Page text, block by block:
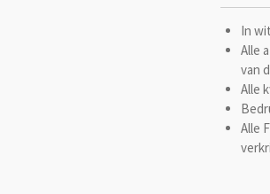
In
Alle
van
Alle
Alle